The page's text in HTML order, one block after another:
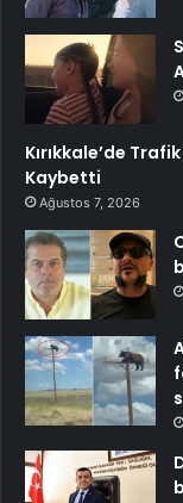
Kırıkkale’de
Kaybetti
Ağustos 7, 2026